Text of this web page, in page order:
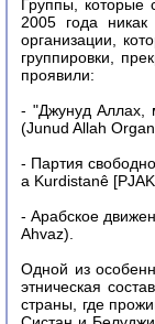
Группы, которые
2005 года
организации,
группировки,
проявили:
- "Джунуд Аллах,
(Junud Allah
- Партия
a Kurdistanê
- Арабское
Ahvaz).
Одной из
этническая
страны, где